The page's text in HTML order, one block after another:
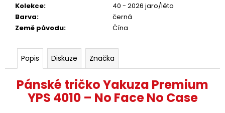
Kolekce:
40 - 2026 jaro/léto
Barva:
černá
Země původu: Čína
Popis Diskuze Značka
Pánské tričko Yakuza Premium
YPS 4010 – No Face No Case